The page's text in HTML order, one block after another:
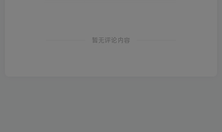
暂无评论内容